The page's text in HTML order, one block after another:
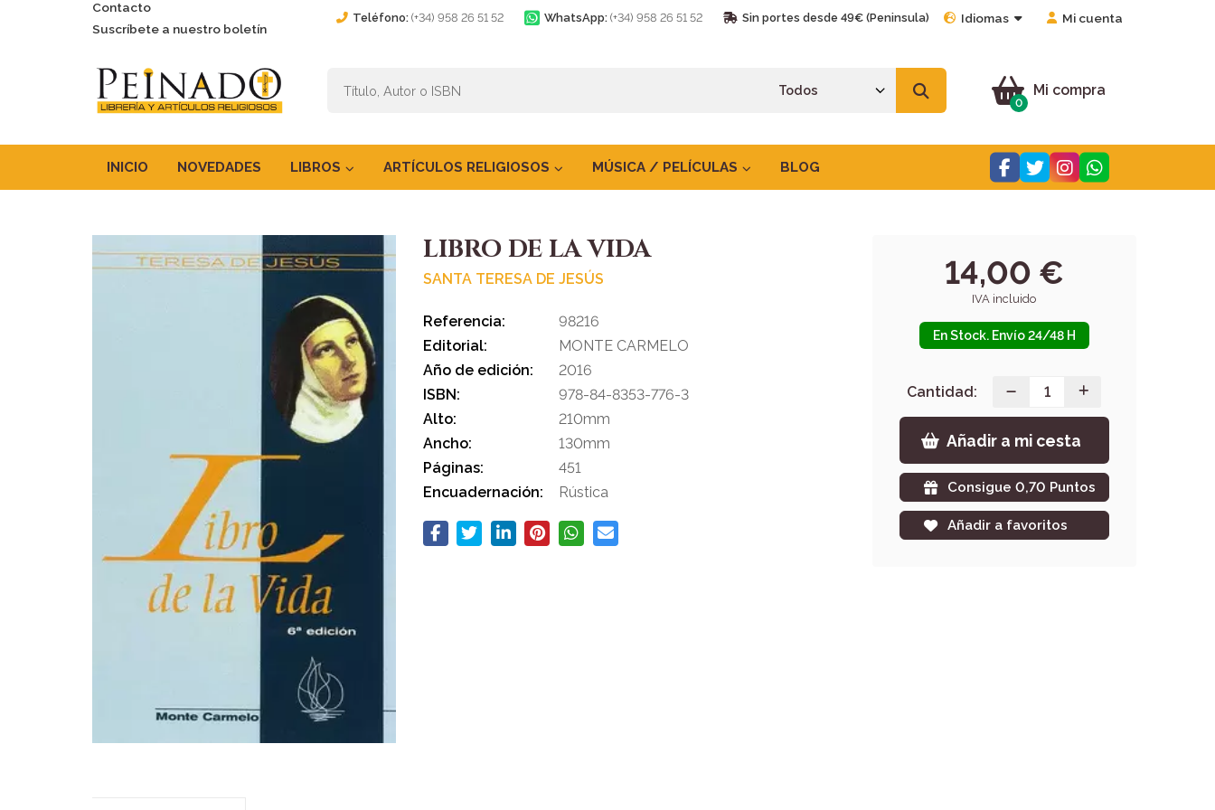
Contacto
Suscríbete a nuestro boletín
Teléfono: (+34) 958 26 51 52 WhatsApp: (+34) 958 26 51 52 Sin portes desde 49€ (Peninsula) Idiomas Mi cuenta
Mi compra
0
INICIO NOVEDADES LIBROS ARTÍCULOS RELIGIOSOS MÚSICA / PELÍCULAS BLOG
LIBRO DE LA VIDA
SANTA TERESA DE JESÚS
Referencia:
98216
Editorial:
MONTE CARMELO
Año de edición:
2016
ISBN:
978-84-8353-776-3
Alto:
210mm
Ancho:
130mm
Páginas:
451
Encuadernación:
Rústica
14,00 €
IVA incluido
En Stock. Envío 24/48 H
Cantidad:
Añadir a mi cesta
Consigue 0,70 Puntos
Añadir a favoritos